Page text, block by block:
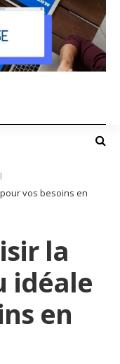
vos besoins en
la
idéale
en